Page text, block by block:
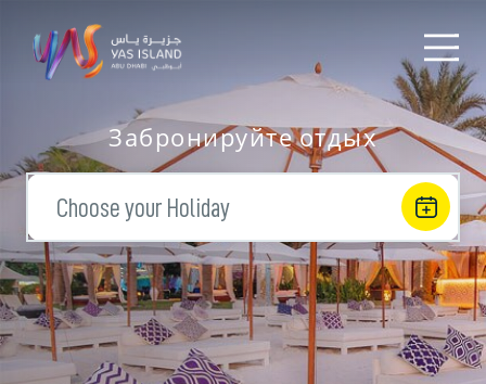
Забронируйте отдых
Choose your Holiday